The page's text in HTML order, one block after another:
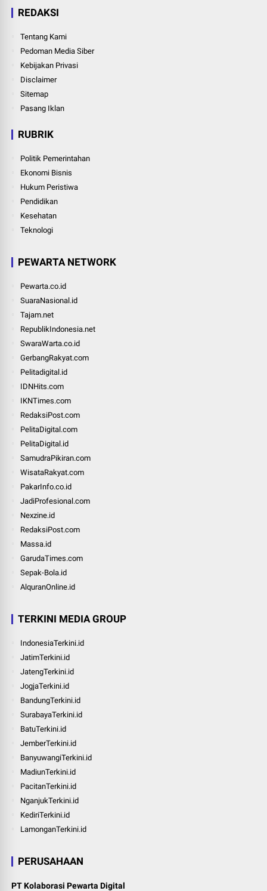
REDAKSI
Tentang Kami
Pedoman Media Siber
Kebijakan Privasi
Disclaimer
Sitemap
Pasang Iklan
RUBRIK
Politik Pemerintahan
Ekonomi Bisnis
Hukum Peristiwa
Pendidikan
Kesehatan
Teknologi
PEWARTA NETWORK
Pewarta.co.id
SuaraNasional.id
Tajam.net
RepublikIndonesia.net
SwaraWarta.co.id
GerbangRakyat.com
Pelitadigital.id
IDNHits.com
IKNTimes.com
RedaksiPost.com
PelitaDigital.com
PelitaDigital.id
SamudraPikiran.com
WisataRakyat.com
PakarInfo.co.id
JadiProfesional.com
Nexzine.id
RedaksiPost.com
Massa.id
GarudaTimes.com
Sepak-Bola.id
AlquranOnline.id
TERKINI MEDIA GROUP
IndonesiaTerkini.id
JatimTerkini.id
JatengTerkini.id
JogjaTerkini.id
BandungTerkini.id
SurabayaTerkini.id
BatuTerkini.id
JemberTerkini.id
BanyuwangiTerkini.id
MadiunTerkini.id
PacitanTerkini.id
NganjukTerkini.id
KediriTerkini.id
LamonganTerkini.id
PERUSAHAAN
PT Kolaborasi Pewarta Digital